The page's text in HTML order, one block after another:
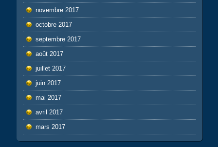
novembre 2017
octobre 2017
septembre 2017
août 2017
juillet 2017
juin 2017
mai 2017
avril 2017
mars 2017